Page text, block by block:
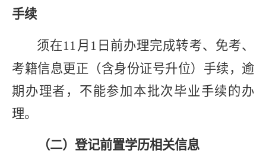
手续
须在11 月 1 日前办理完成转考、免考、
考籍信息更正（含身份证号升位）手续，逾
期办理者，不能参加本批次毕业手续的办
理。
（二）登记前置学历相关信息